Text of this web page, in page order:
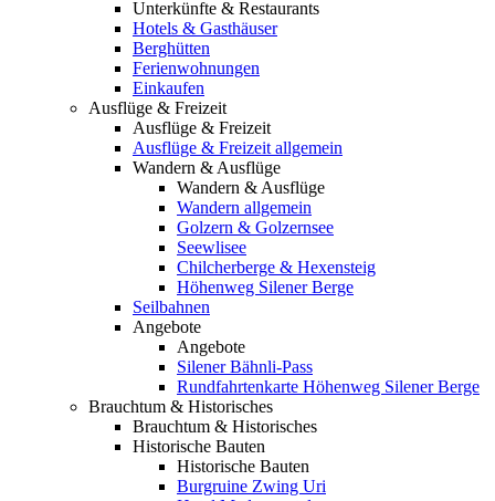
Unterkünfte & Restaurants
Hotels & Gasthäuser
Berghütten
Ferienwohnungen
Einkaufen
Ausflüge & Freizeit
Ausflüge & Freizeit
Ausflüge & Freizeit allgemein
Wandern & Ausflüge
Wandern & Ausflüge
Wandern allgemein
Golzern & Golzernsee
Seewlisee
Chilcherberge & Hexensteig
Höhenweg Silener Berge
Seilbahnen
Angebote
Angebote
Silener Bähnli-Pass
Rundfahrtenkarte Höhenweg Silener Berge
Brauchtum & Historisches
Brauchtum & Historisches
Historische Bauten
Historische Bauten
Burgruine Zwing Uri